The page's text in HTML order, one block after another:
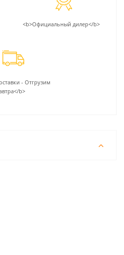
<b>Официальный дилер</b>
- Отгрузим
b>